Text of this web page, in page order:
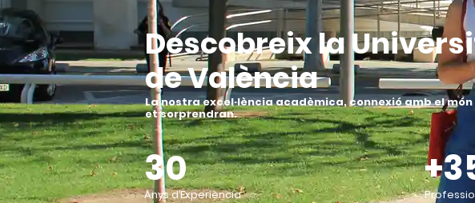
Descobreix la
de València
La nostra excel·lència acadèmica, connexió amb el
et sorprendran.
30
Anys d’Experiència